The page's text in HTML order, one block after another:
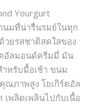
Yourgurt
นมที่น่ารื่นรมย์ในทุก
ยรสชาติสดใสของ
ตอัลมอนด์ครีมมี่ มัน
หรับมื้อเช้า ขนม
ณภาพสูง โยเกิร์ตอัล
พลิดเพลินไปกับเนื้อ